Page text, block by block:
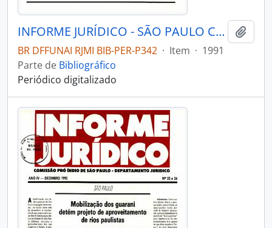
INFORME JURÍDICO - SÃO PAULO COMISSÃO PRÓ-ÍNDIO DE SÃO PAULO - DEPARTAMENTO JURÍDICO - 1991 - Nº16
BR DFFUNAI RJMI BIB-PER-P342 · Item · 1991
Parte de Bibliográfico
Periódico digitalizado